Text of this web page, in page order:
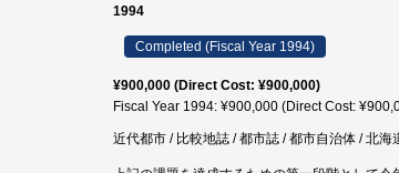
1994
Completed (Fiscal Year 1994)
¥900,000 (Direct Cost: ¥900,000)
Fiscal Year 1994: ¥900,000 (Direct Cost:
近代都市 / 比較地誌 / 都市誌 / 都市自治体 / 北海